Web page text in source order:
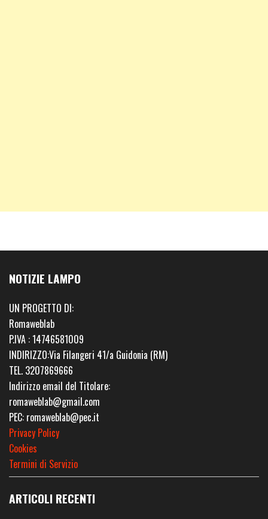
NOTIZIE LAMPO
UN PROGETTO DI:
Romaweblab
P.IVA : 14746581009
INDIRIZZO:Via Filangeri 41/a Guidonia (RM)
TEL. 3207869666
Indirizzo email del Titolare:
romaweblab@gmail.com
PEC: romaweblab@pec.it
Privacy Policy
Cookies
Termini di Servizio
ARTICOLI RECENTI